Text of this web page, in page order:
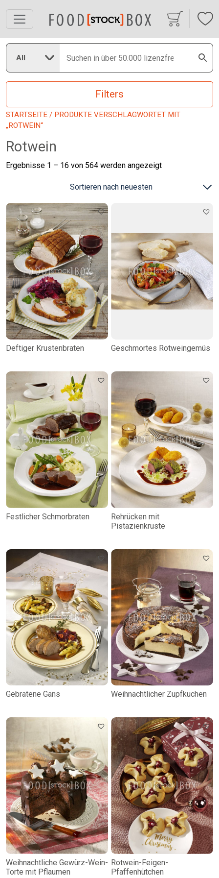
All
Filters
STARTSEITE / PRODUKTE VERSCHLAGWORTET MIT
„ROTWEIN“
Rotwein
Ergebnisse 1 – 16 von 564 werden angezeigtNach
Deftiger Krustenbraten Geschmortes Rotweingemüs
Festlicher Schmorbraten
Rehrücken mit
Pistazienkruste
Gebratene Gans Weihnachtlicher Zupfkuchen
Weihnachtliche Gewürz-Wein-
Torte mit Pflaumen
Rotwein-Feigen-
Pfaffenhütchen